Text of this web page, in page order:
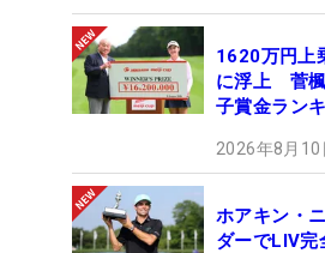
1620万円上
に浮上 菅楓
子賞金ランキ
2026年8月
ホアキン・
ダーでLIV